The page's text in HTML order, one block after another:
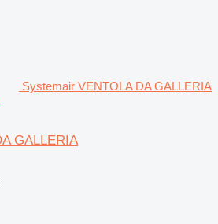
Systemair VENTOLA DA GALLERIA
GALLERIA